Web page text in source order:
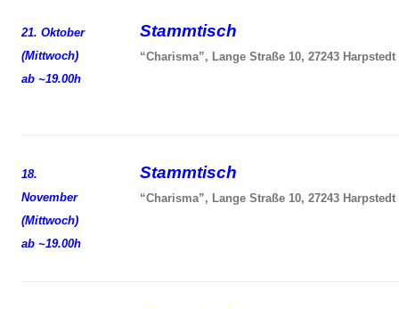
21. Oktober
(Mittwoch)
ab ~19.00h
Stammtisch
“Charisma”, Lange Straße 10, 27243 Harpstedt
18.
November
(Mittwoch)
ab ~19.00h
Stammtisch
“Charisma”, Lange Straße 10, 27243 Harpstedt